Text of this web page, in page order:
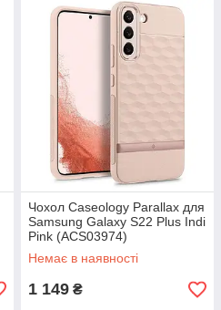
Чохол Caseology Parallax для
Samsung Galaxy S22 Plus Indi
Pink (ACS03974)
Немає в наявності
1 149 ₴